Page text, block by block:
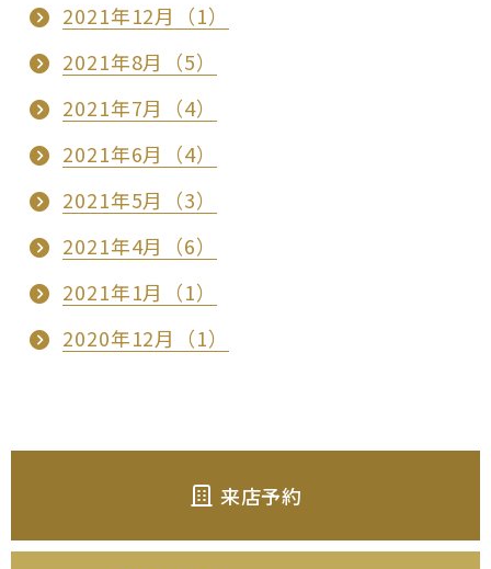
2021年12月（1）
2021年8月（5）
2021年7月（4）
2021年6月（4）
2021年5月（3）
2021年4月（6）
2021年1月（1）
2020年12月（1）
来店予約